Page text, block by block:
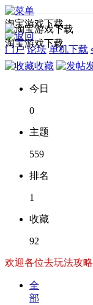
淘宝游戏下载
门户 论坛 单机下载
淘宝游戏下载
收藏
今日
0
主题
559
排名
1
收藏
92
欢迎各位去玩法攻
全
部